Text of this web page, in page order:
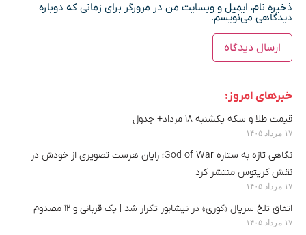
ذخیره نام، ایمیل و وبسایت من در مرورگر برای زمانی که دوباره
دیدگاهی می‌نویسم.
خبرهای امروز:
قیمت طلا و سکه یکشنبه ۱۸ مرداد+ جدول
۱۷ مرداد ۱۴۰۵
نگاهی تازه به ستاره God of War؛ رایان هرست تصویری از خودش در
نقش کریتوس منتشر کرد
۱۷ مرداد ۱۴۰۵
اتفاق تلخ سریال «کوری» در نیشابور تکرار شد | یک قربانی و ۱۲ مصدوم
۱۷ مرداد ۱۴۰۵